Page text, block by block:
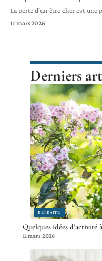
La perte d'un être cher est une
11 mars 2026
Derniers
RETRAITE
Quelques idées d’activité
11 mars 2026